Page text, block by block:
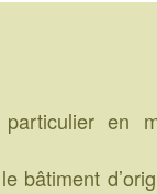
en
bâtiment